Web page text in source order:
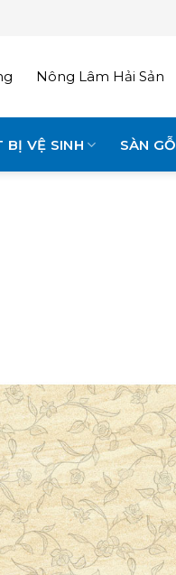
Nông Lâm Hải Sản
BỊ VỆ SINH SÀN GỖ